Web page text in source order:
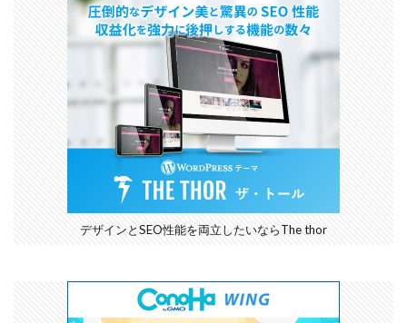
デザインとSEO性能を両立したいならThe thor